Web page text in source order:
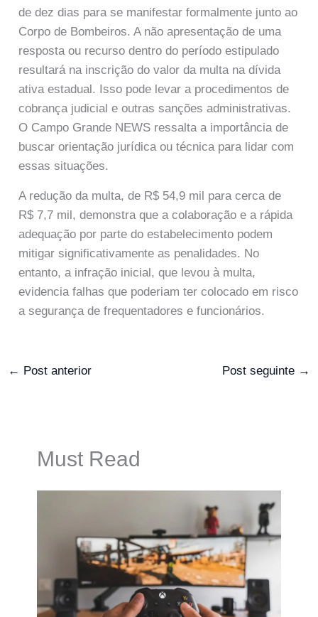
de dez dias para se manifestar formalmente junto ao
Corpo de Bombeiros. A não apresentação de uma
resposta ou recurso dentro do período estipulado
resultará na inscrição do valor da multa na dívida
ativa estadual. Isso pode levar a procedimentos de
cobrança judicial e outras sanções administrativas.
O Campo Grande NEWS ressalta a importância de
buscar orientação jurídica ou técnica para lidar com
essas situações.
A redução da multa, de R$ 54,9 mil para cerca de
R$ 7,7 mil, demonstra que a colaboração e a rápida
adequação por parte do estabelecimento podem
mitigar significativamente as penalidades. No
entanto, a infração inicial, que levou à multa,
evidencia falhas que poderiam ter colocado em risco
a segurança de frequentadores e funcionários.
← Post anterior Post seguinte →
Must Read